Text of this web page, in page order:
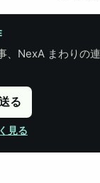
、NexA まわりの
る
見る